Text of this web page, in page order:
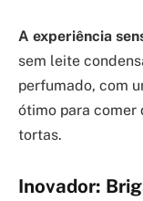
A experiência
sem leite
perfumado, com
ótimo para comer
tortas.
Inovador: